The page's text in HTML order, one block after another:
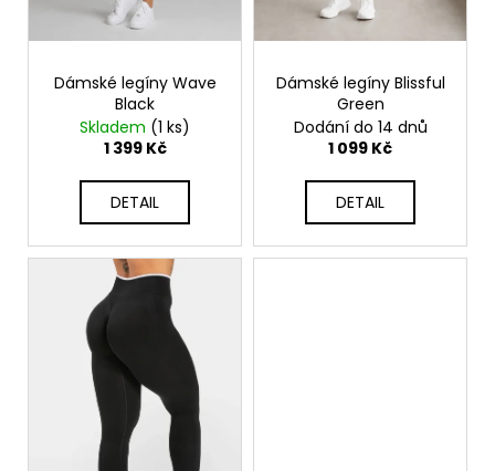
t
Dámské legíny Wave
Black
Skladem (1 ks)
1 399 Kč
DETAIL
Dámské legíny Blissful
Green
Dodání do 14 dnů
1 099 Kč
DETAIL